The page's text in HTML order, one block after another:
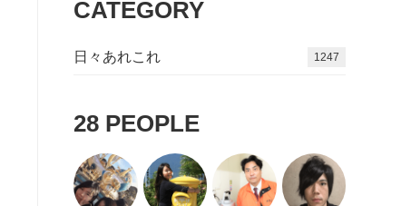
CATEGORY
日々あれこれ 1496
28 PEOPLE